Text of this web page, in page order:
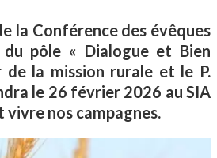
la Conférence des évêques
pôle « Dialogue et Bien
de la mission rurale et le P.
le 26 février 2026 au SIA
nos campagnes.